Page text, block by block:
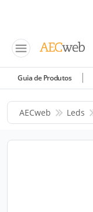
Guia de Produtos
AECweb Leds